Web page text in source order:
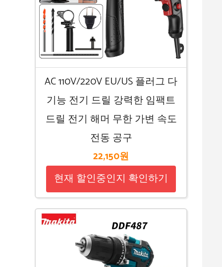
AC 110V/220V EU/US 플러그 다
기능 전기 드릴 강력한 임팩트
드릴 전기 해머 무한 가변 속도
전동 공구
22,150원
현재 할인중인지 확인하기